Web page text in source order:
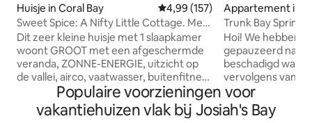
Huisje in Coral Bay Gemiddelde beoordeling van
4,99 (157)
Sweet Spice: A Nifty Little Cottage. Met
een zwembad!
Dit zeer kleine huisje met 1 slaapkamer
woont GROOT met een afgeschermde
veranda, ZONNE-ENERGIE, uitzicht op
de vallei, airco, vaatwasser, buitenfitness
en dompelbad. Met een schone
moderne sfeer is Sweet Spice meer
ontspannen uitje dan een luxe villa. Het
Appartement in
Trunk Bay Spring
kamer
Hoi! We hebben
gepauzeerd
beschadigd was
vervolgens
zijn terug –
opgewaardeerd! De buitendouche waar
onze gasten van
Populaire voorzieningen voor
vakantiehuizen vlak bij Josiah's Bay